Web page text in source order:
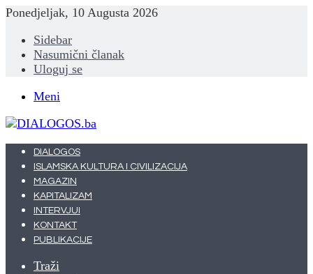
Ponedjeljak, 10 Augusta 2026
Sidebar
Nasumični članak
Uloguj se
Meni
DIALOGOS
ISLAMSKA KULTURA I CIVILIZACIJA
MAGAZIN
KAPITALIZAM
INTERVJUI
KONTAKT
PUBLIKACIJE
Traži